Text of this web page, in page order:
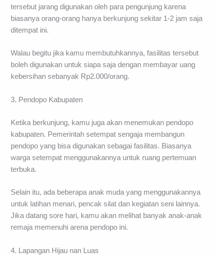
tersebut jarang digunakan oleh para pengunjung karena
biasanya orang-orang hanya berkunjung sekitar 1-2 jam saja
ditempat ini.
Walau begitu jika kamu membutuhkannya, fasilitas tersebut
boleh digunakan untuk siapa saja dengan membayar uang
kebersihan sebanyak Rp2.000/orang.
3. Pendopo Kabupaten
Ketika berkunjung, kamu juga akan menemukan pendopo
kabupaten. Pemerintah setempat sengaja membangun
pendopo yang bisa digunakan sebagai fasilitas. Biasanya
warga setempat menggunakannya untuk ruang pertemuan
terbuka.
Selain itu, ada beberapa anak muda yang menggunakannya
untuk latihan menari, pencak silat dan kegiatan seni lainnya.
Jika datang sore hari, kamu akan melihat banyak anak-anak
remaja memenuhi arena pendopo ini.
4. Lapangan Hijau nan Luas